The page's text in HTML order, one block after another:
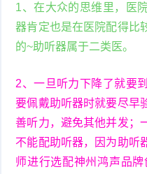
1、在大众的思维里，医
器肯定也是在医院配得比
的~助听器属于二类医。
2、一旦听力下降了就要
要佩戴助听器时就要尽早
善听力，避免其他并发；
不能配助听器，因为助听
师进行选配神州鸿声品